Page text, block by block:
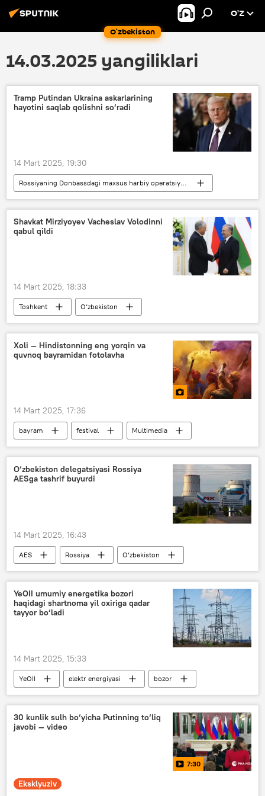
O‘zbekiston
O’Z
14.03.2025 yangiliklari
Tramp Putindan Ukraina askarlarining
hayotini saqlab qolishni so‘radi
14 Mart 2025, 19:30
Rossiyaning Donbassdagi maxsus harbiy operatsiyasi
Rossiya
AQSh
Ukraina
Donald Tramp
Vladimir Putin
Shavkat Mirziyoyev Vacheslav Volodinni
qabul qildi
14 Mart 2025, 18:33
Toshkent
O‘zbekiston
Shavkat Mirziyoyev
Vacheslav Volodin
Rossiya
O‘zbekiston - Rossiya
Xoli — Hindistonning eng yorqin va
quvnoq bayramidan fotolavha
14 Mart 2025, 17:36
bayram festival
Multimedia
Foto
Hindiston
O‘zbekiston delegatsiyasi Rossiya
AESga tashrif buyurdi
14 Mart 2025, 16:43
AES Rossiya
O‘zbekiston
Rosatom
YeOII umumiy energetika bozori
haqidagi shartnoma yil oxiriga qadar
tayyor bo‘ladi
14 Mart 2025, 15:33
YeOII elektr energiyasi
bozor
savdo
YeIK O‘zbekiston va YeOII
30 kunlik sulh bo‘yicha Putinning to‘liq
javobi — video
7:30
Eksklyuziv